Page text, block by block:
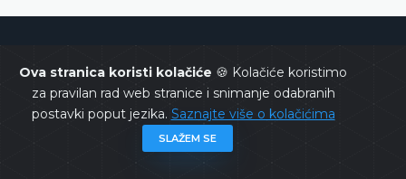
Ova stranica koristi kolačiće 🍪 Kolačiće koristimo
za pravilan rad web stranice i snimanje odabranih
postavki poput jezika. Saznajte više o kolačićima
SLAŽEM SE
Ustavni sud BiH